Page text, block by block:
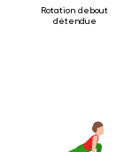
Rotation debout
détendue